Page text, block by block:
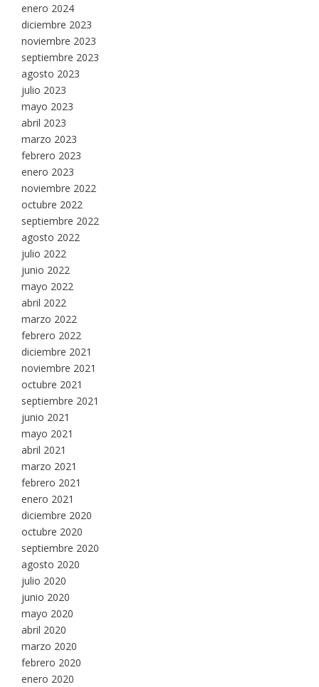
enero 2024
diciembre 2023
noviembre 2023
septiembre 2023
agosto 2023
julio 2023
mayo 2023
abril 2023
marzo 2023
febrero 2023
enero 2023
noviembre 2022
octubre 2022
septiembre 2022
agosto 2022
julio 2022
junio 2022
mayo 2022
abril 2022
marzo 2022
febrero 2022
diciembre 2021
noviembre 2021
octubre 2021
septiembre 2021
junio 2021
mayo 2021
abril 2021
marzo 2021
febrero 2021
enero 2021
diciembre 2020
octubre 2020
septiembre 2020
agosto 2020
julio 2020
junio 2020
mayo 2020
abril 2020
marzo 2020
febrero 2020
enero 2020